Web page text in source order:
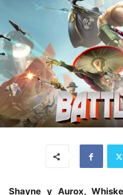
Shayne y Aurox,